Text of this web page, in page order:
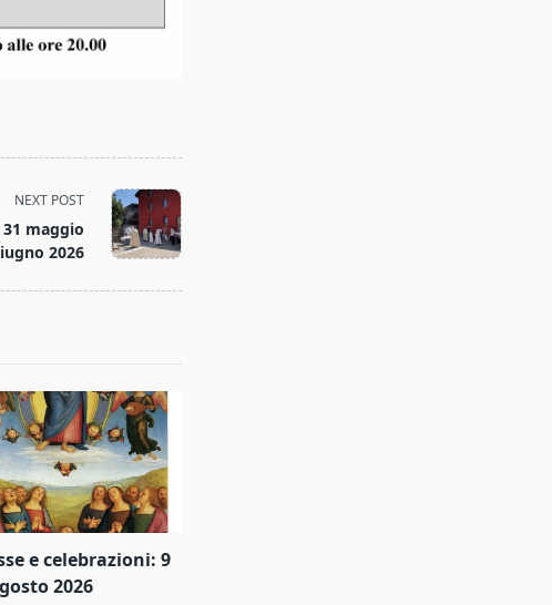
NEXT POST
31 maggio
2026
e celebrazioni: 9
2026